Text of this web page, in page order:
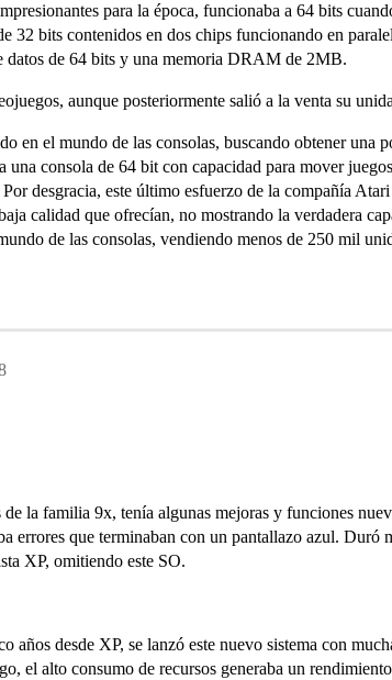
para la época, funcionaba a 64 bits
32 bits contenidos en dos chips funcionando en
datos de 64 bits y una memoria DRAM de 2MB.
aunque posteriormente salió a la venta su
en el mundo de las consolas, buscando obtener una
consola de 64 bit con capacidad para mover
desgracia, este último esfuerzo de la compañía
calidad que ofrecían, no mostrando la verdadera
de las consolas, vendiendo menos de 250 mil
la familia 9x, tenía algunas mejoras y funciones
errores que terminaban con un pantallazo azul.
XP, omitiendo este SO.
años desde XP, se lanzó este nuevo sistema con
el alto consumo de recursos generaba un